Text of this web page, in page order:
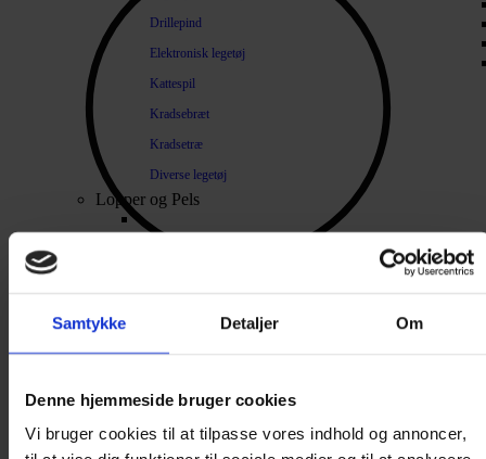
Samtykke Detaljer Om
Denne hjemmeside bruger cookies
Vi bruger cookies til at tilpasse vores indhold og annoncer,
Drillepind
Elektronisk legetøj
Kattespil
Kradsebræt
Kradsetræ
Diverse legetøj
Lopper og Pels
Sår / Rifter
Øjne / Ører